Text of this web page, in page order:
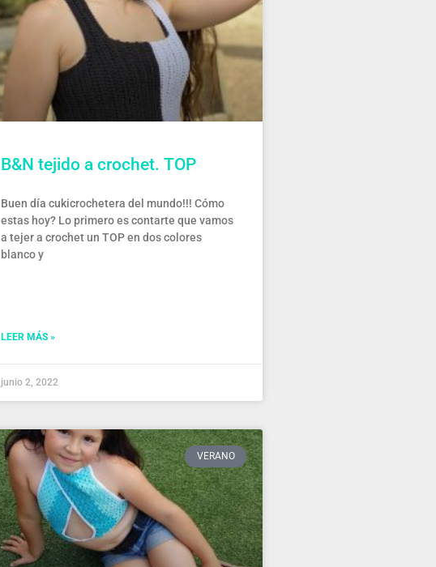
B&N tejido a crochet. TOP
Buen día cukicrochetera del mundo!!! Cómo
estas hoy? Lo primero es contarte que vamos
a tejer a crochet un TOP en dos colores
blanco y
LEER MÁS »
junio 2, 2022
VERANO